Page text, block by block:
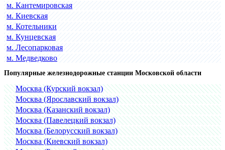
м. Кантемировская
м. Киевская
м. Котельники
м. Кунцевская
м. Лесопарковая
м. Медведково
Популярные железнодорожные станции Московской области
Москва (Курский вокзал)
Москва (Ярославский вокзал)
Москва (Казанский вокзал)
Москва (Павелецкий вокзал)
Москва (Белорусский вокзал)
Москва (Киевский вокзал)